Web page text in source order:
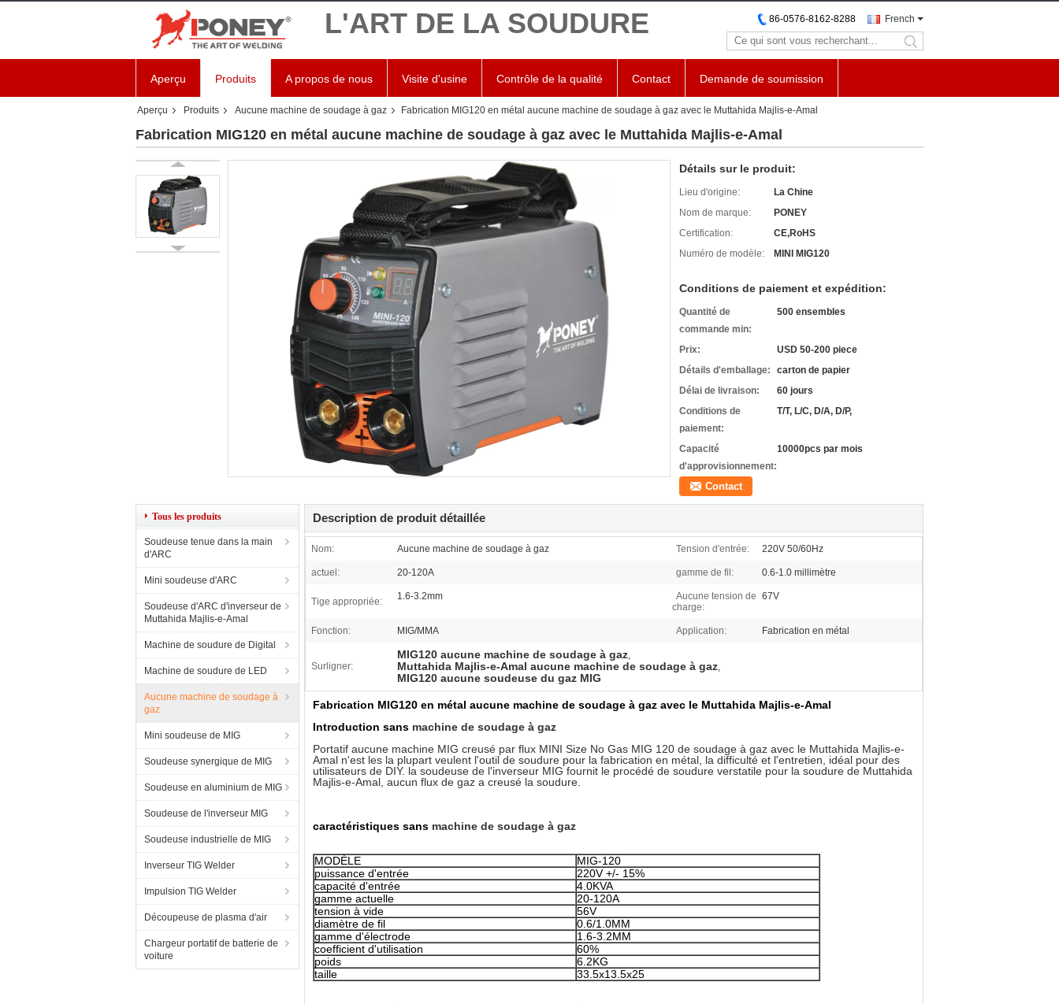
L'ART DE LA SOUDURE French
86-0576-8162-8288
search
Aperçu Produits A propos de nous Visite d'usine Contrôle de la qualité Contact Demande de soumission
Aperçu Produits Aucune machine de soudage à gaz Fabrication MIG120 en métal aucune machine de soudage à gaz avec le Muttahida Majlis-e-Amal
Fabrication MIG120 en métal aucune machine de soudage à gaz avec le Muttahida Majlis-e-Amal
Détails sur le produit:
Lieu d'origine:
La Chine
Nom de marque:
PONEY
Certification:
CE,RoHS
Numéro de modèle:
MINI MIG120
Conditions de paiement et expédition:
Quantité de
commande min:
500 ensembles
Prix:
USD 50-200 piece
Détails d'emballage:
carton de papier
Délai de livraison:
60 jours
Conditions de
paiement:
T/T, L/C, D/A, D/P,
Capacité
d'approvisionnement:
10000pcs par mois
Contact
Tous les produits
Soudeuse tenue dans la main
d'ARC
Mini soudeuse d'ARC
Soudeuse d'ARC d'inverseur de
Muttahida Majlis-e-Amal
Machine de soudure de Digital
Machine de soudure de LED
Aucune machine de soudage à
gaz
Mini soudeuse de MIG
Soudeuse synergique de MIG
Soudeuse en aluminium de MIG
Soudeuse de l'inverseur MIG
Soudeuse industrielle de MIG
Inverseur TIG Welder
Impulsion TIG Welder
Découpeuse de plasma d'air
Chargeur portatif de batterie de
voiture
Description de produit détaillée
Nom: Aucune machine de soudage à gaz Tension d'entrée: 220V 50/60Hz
actuel: 20-120A gamme de fil: 0.6-1.0 millimètre
Tige appropriée: 1.6-3.2mm
Aucune tension de
charge:
67V
Fonction: MIG/MMA Application: Fabrication en métal
Surligner:
MIG120 aucune machine de soudage à gaz,
Muttahida Majlis-e-Amal aucune machine de soudage à gaz,
MIG120 aucune soudeuse du gaz MIG
Fabrication MIG120 en métal aucune machine de soudage à gaz avec le Muttahida Majlis-e-Amal
Introduction sans machine de soudage à gaz
Portatif aucune machine MIG creusé par flux MINI Size No Gas MIG 120 de soudage à gaz avec le Muttahida Majlis-e-
Amal n'est les la plupart veulent l'outil de soudure pour la fabrication en métal, la difficulté et l'entretien, idéal pour des
utilisateurs de DIY. la soudeuse de l'inverseur MIG fournit le procédé de soudure verstatile pour la soudure de Muttahida
Majlis-e-Amal, aucun flux de gaz a creusé la soudure.
caractéristiques sans machine de soudage à gaz
MODÈLE
MIG-120
puissance d'entrée
220V +/- 15%
capacité d'entrée
4.0KVA
gamme actuelle
20-120A
tension à vide
56V
diamètre de fil
0.6/1.0MM
gamme d'électrode
1.6-3.2MM
coefficient d'utilisation
60%
poids
6.2KG
taille
33.5x13.5x25